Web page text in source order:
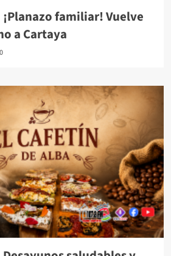
familiar! Vuelve
a Cartaya
0